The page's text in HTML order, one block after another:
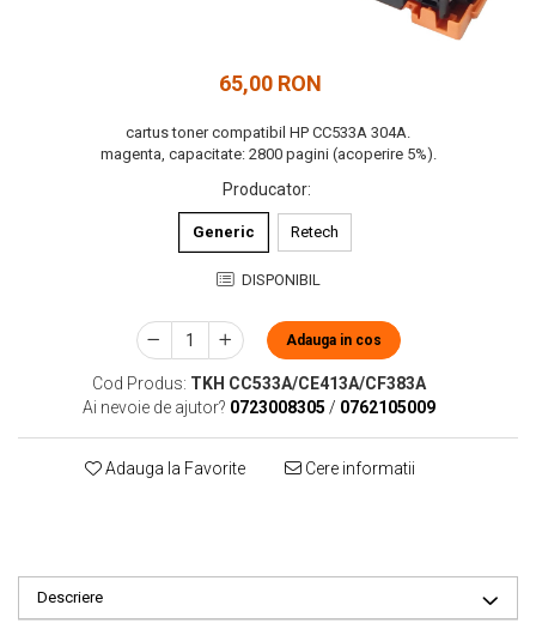
65,00 RON
cartus toner compatibil HP CC533A 304A.
magenta, capacitate: 2800 pagini (acoperire 5%).
Producator:
Generic Retech
DISPONIBIL
Adauga in cos
Cod Produs: TKH CC533A/CE413A/CF383A
Ai nevoie de ajutor? 0723008305 / 0762105009
Adauga la Favorite Cere informatii
Descriere